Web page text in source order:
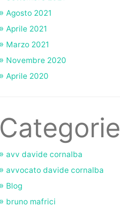
Agosto 2021
Aprile 2021
Marzo 2021
Novembre 2020
Aprile 2020
Categorie
avv davide cornalba
avvocato davide cornalba
Blog
bruno mafrici